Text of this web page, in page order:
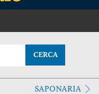
CERCA
SAPONARIA